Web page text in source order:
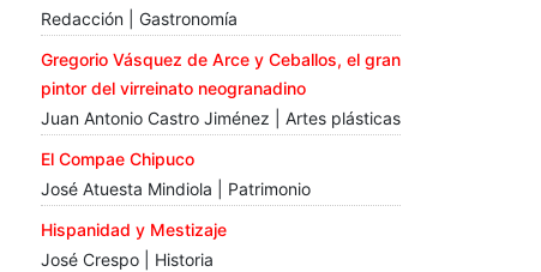
Redacción | Gastronomía
Gregorio Vásquez de Arce y Ceballos, el gran
pintor del virreinato neogranadino
Juan Antonio Castro Jiménez | Artes plásticas
El Compae Chipuco
José Atuesta Mindiola | Patrimonio
Hispanidad y Mestizaje
José Crespo | Historia